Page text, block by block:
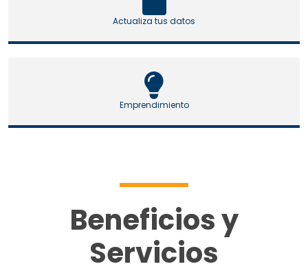
Actualiza tus datos
Emprendimiento
Beneficios y
Servicios